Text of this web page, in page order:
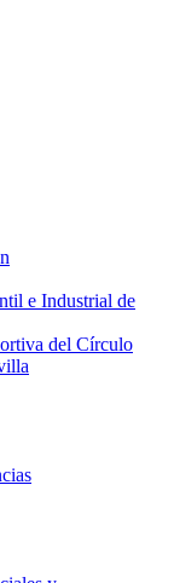
e Industrial de
del Círculo